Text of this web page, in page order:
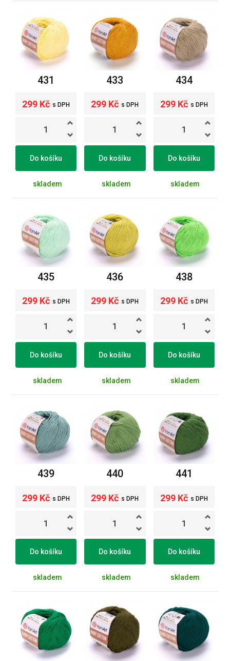
431
299 Kč s DPH
Do košíku
skladem
433
299 Kč s DPH
Do košíku
skladem
434
299 Kč s DPH
Do košíku
skladem
435
299 Kč s DPH
Do košíku
skladem
436
299 Kč s DPH
Do košíku
skladem
438
299 Kč s DPH
Do košíku
skladem
439
299 Kč s DPH
Do košíku
skladem
440
299 Kč s DPH
Do košíku
skladem
441
299 Kč s DPH
Do košíku
skladem